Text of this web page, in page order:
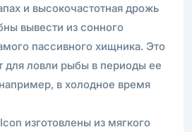
и высокочастотная дрожь
вывести из сонного
пассивного хищника. Это
для ловли рыбы в периоды ее
в холодное время
изготовлены из мягкого